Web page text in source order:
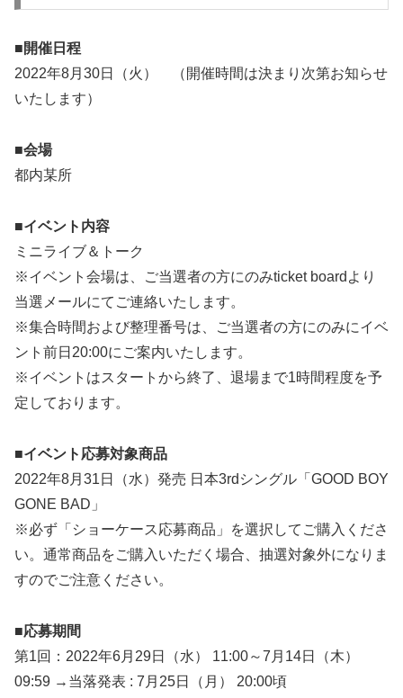
■開催日程
2022年8月30日（火） （開催時間は決まり次第お知らせ
いたします）
■会場
都内某所
■イベント内容
ミニライブ＆トーク
※イベント会場は、ご当選者の方にのみticket boardより
当選メールにてご連絡いたします。
※集合時間および整理番号は、ご当選者の方にのみにイベ
ント前日20:00にご案内いたします。
※イベントはスタートから終了、退場まで1時間程度を予
定しております。
■イベント応募対象商品
2022年8月31日（水）発売 日本3rdシングル「GOOD BOY
GONE BAD」
※必ず「ショーケース応募商品」を選択してご購入くださ
い。通常商品をご購入いただく場合、抽選対象外になりま
すのでご注意ください。
■応募期間
第1回：2022年6月29日（水） 11:00～7月14日（木）
09:59 →当落発表 : 7月25日（月） 20:00頃